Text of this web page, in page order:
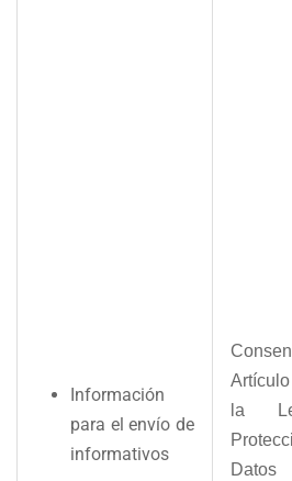
Información
para el envío de
informativos
la
Datos